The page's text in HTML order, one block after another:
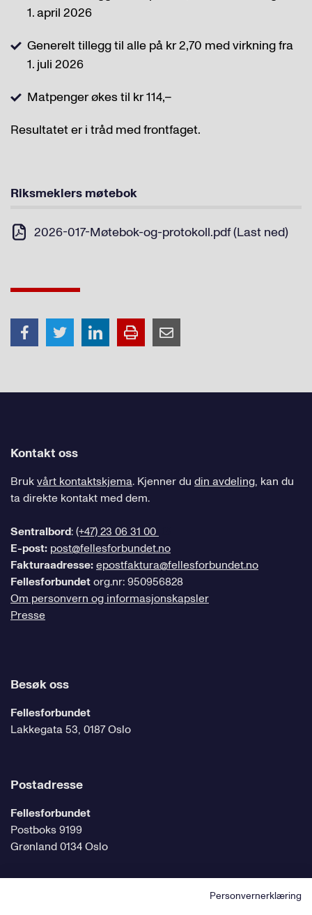
1. april 2026
Generelt tillegg til alle på kr 2,70 med virkning fra
1. juli 2026
Matpenger økes til kr 114,–
Resultatet er i tråd med frontfaget.
Riksmeklers møtebok
2026-017-Møtebok-og-protokoll.pdf (Last ned)
Kontakt oss
Brukvårt kontaktskjema. Kjenner du din avdeling, kan du
ta direkte kontakt med dem.
Sentralbord:(+47) 23 06 31 00
E-post: post@fellesforbundet.no
Fakturaadresse:epostfaktura@fellesforbundet.no
Fellesforbundetorg.nr: 950956828
Om personvern og informasjonskapsler
Presse
Besøk oss
Fellesforbundet
Lakkegata 53, 0187 Oslo
Postadresse
Fellesforbundet
Postboks 9199
Grønland 0134 Oslo
Personvernerklæring